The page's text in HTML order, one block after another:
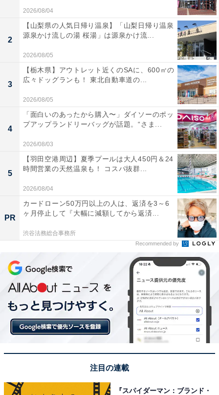
2026/08/04
2
【山梨県の人気日帰り温泉】「山梨日帰り温泉
源泉かけ流しの湯 桜湯」は源泉かけ流...
2026/08/05
3
【栃木県】アウトレット近くのSAに、600㎡の
広々ドッグランも！ 東北自動車道の...
2026/08/05
4
「面白いのあったから購入〜」ダイソーのポッ
プアップランドリーバッグが話題。“さま...
2026/08/03
5
【羽田空港周辺】夏季プールは大人450円＆24
時間営業の天然温泉も！ コスパ抜群...
2026/08/04
PR
カードローン50万円以上の人は、返済を3～6
ヶ月停止して『大幅に減額してから返済...
渋谷法務総合事務所
Recommended by
注目の連載
『スパイダーマン：ブランド・